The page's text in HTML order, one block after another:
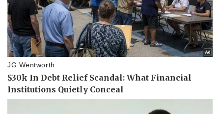
Kinh tế
Bất động sản
Khởi nghiệp
Thị trường
Giá vàng
Tiêu dùng
Tỷ giá
Chứng khoán
Giá cà phê